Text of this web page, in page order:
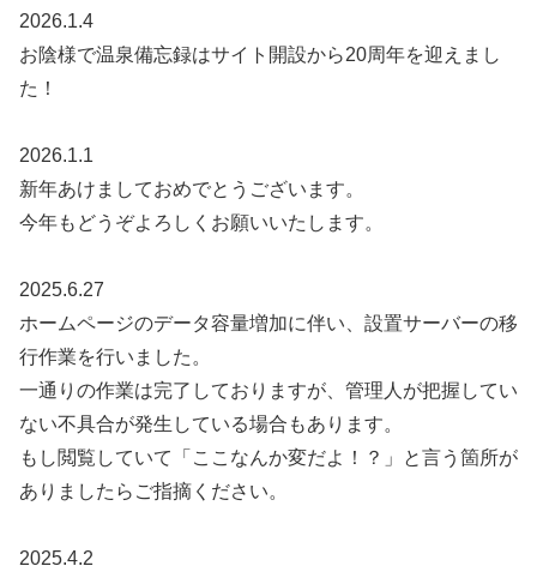
2026.1.4
お陰様で温泉備忘録はサイト開設から20周年を迎えまし
た！
2026.1.1
新年あけましておめでとうございます。
今年もどうぞよろしくお願いいたします。
2025.6.27
ホームページのデータ容量増加に伴い、設置サーバーの移
行作業を行いました。
一通りの作業は完了しておりますが、管理人が把握してい
ない不具合が発生している場合もあります。
もし閲覧していて「ここなんか変だよ！？」と言う箇所が
ありましたらご指摘ください。
2025.4.2